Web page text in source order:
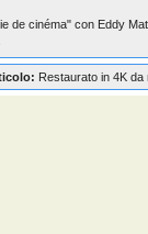
de cinéma" con Eddy
Restaurato in 4K da